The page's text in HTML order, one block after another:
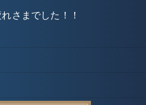
さまでした！！